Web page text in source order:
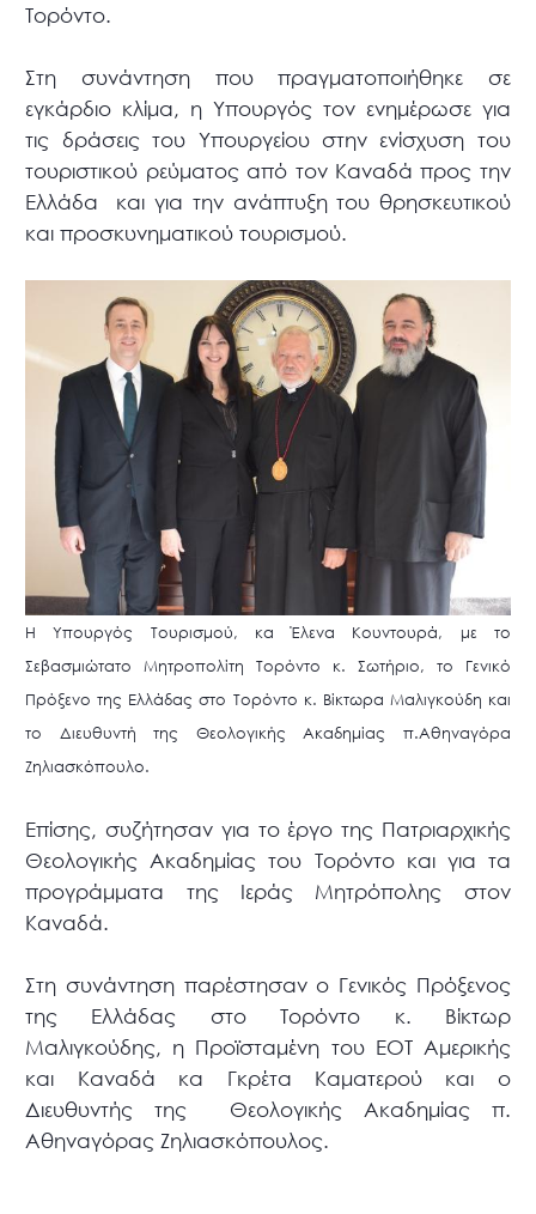
Τορόντο.
Στη συνάντηση που πραγματοποιήθηκε σε
εγκάρδιο κλίμα, η Υπουργός τον ενημέρωσε για
τις δράσεις του Υπουργείου στην ενίσχυση του
τουριστικού ρεύματος από τον Καναδά προς την
Ελλάδα και για την ανάπτυξη του θρησκευτικού
και προσκυνηματικού τουρισμού.
Η Υπουργός Τουρισμού, κα Έλενα Κουντουρά, με το
Σεβασμιώτατο Μητροπολίτη Τορόντο κ. Σωτήριο, το Γενικό
Πρόξενο της Ελλάδας στο Τορόντο κ. Βίκτωρα Μαλιγκούδη και
το Διευθυντή της Θεολογικής Ακαδημίας π.Αθηναγόρα
Ζηλιασκόπουλο.
Επίσης, συζήτησαν για το έργο της Πατριαρχικής
Θεολογικής Ακαδημίας του Τορόντο και για τα
προγράμματα της Ιεράς Μητρόπολης στον
Καναδά.
Στη συνάντηση παρέστησαν ο Γενικός Πρόξενος
της Ελλάδας στο Τορόντο κ. Βίκτωρ
Μαλιγκούδης, η Προϊσταμένη του ΕΟΤ Αμερικής
και Καναδά κα Γκρέτα Καματερού και ο
Διευθυντής της Θεολογικής Ακαδημίας π.
Αθηναγόρας Ζηλιασκόπουλος.